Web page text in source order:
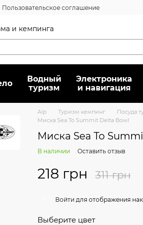
Пользовательское соглашение
и кемпинга
Водный
туризм
Электроника
и навигация
Alp Туризм кемпинг Посуда
Миска Sea To Summit Delta Bowl
Миска Sea To
В наличии Оставить отзыв
218 грн 311 грн
Войти для отображения
Выберите цвет